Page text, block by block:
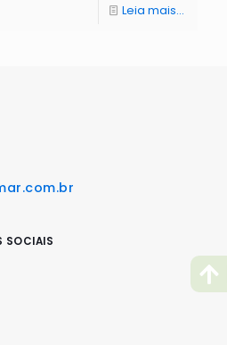
Leia mais...
SOCIAIS